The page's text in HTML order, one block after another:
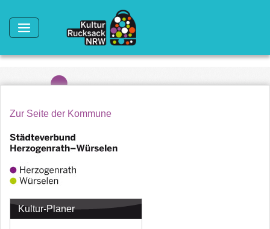
Zur Seite der Kommune
Kultur-Planer